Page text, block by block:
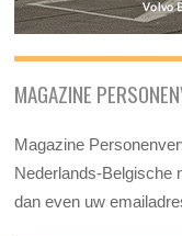
MAGAZINE
Magazine
Nederlands-Belgische
dan even uw